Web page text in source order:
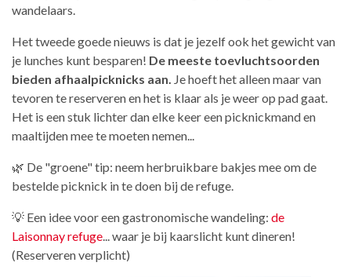
wandelaars.
Het tweede goede nieuws is dat je jezelf ook het gewicht van
je lunches kunt besparen! De meeste toevluchtsoorden
bieden afhaalpicknicks aan. Je hoeft het alleen maar van
tevoren te reserveren en het is klaar als je weer op pad gaat.
Het is een stuk lichter dan elke keer een picknickmand en
maaltijden mee te moeten nemen...
🌿 De "groene" tip: neem herbruikbare bakjes mee om de
bestelde picknick in te doen bij de refuge.
💡 Een idee voor een gastronomische wandeling: de
Laisonnay refuge... waar je bij kaarslicht kunt dineren!
(Reserveren verplicht)